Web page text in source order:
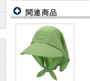
関連商品